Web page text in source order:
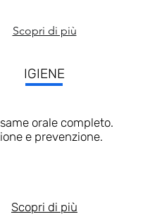
Scopri di più
IGIENE
orale completo.
e prevenzione.
Scopri di più